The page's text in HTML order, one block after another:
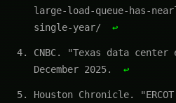
large-load-queue-has-
single-year/
↩
CNBC. "Texas data
December 2025.
↩
Houston Chronicle.